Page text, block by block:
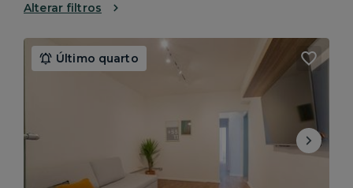
Alterar filtros
Último quarto